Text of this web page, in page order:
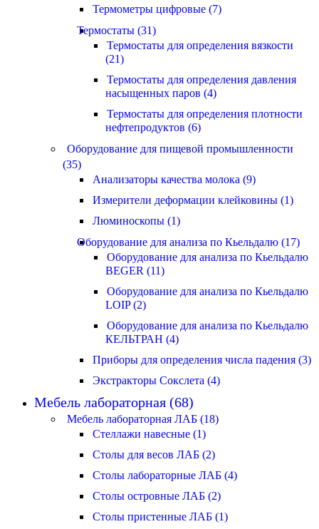
Термометры цифровые (7)
Термостаты (31)
Термостаты для определения вязкости
(21)
Термостаты для определения давления
насыщенных паров (4)
Термостаты для определения плотности
нефтепродуктов (6)
Оборудование для пищевой промышленности
(35)
Анализаторы качества молока (9)
Измерители деформации клейковины (1)
Люминоскопы (1)
Оборудование для анализа по Кьельдалю (17)
Оборудование для анализа по Кьельдалю
BEGER (11)
Оборудование для анализа по Кьельдалю
LOIP (2)
Оборудование для анализа по Кьельдалю
КЕЛЬТРАН (4)
Приборы для определения числа падения (3)
Экстракторы Сокслета (4)
Мебель лабораторная (68)
Мебель лабораторная ЛАБ (18)
Стеллажи навесные (1)
Столы для весов ЛАБ (2)
Столы лабораторные ЛАБ (4)
Столы островные ЛАБ (2)
Столы пристенные ЛАБ (1)